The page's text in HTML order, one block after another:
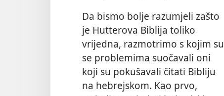
Da bismo bolje razumjeli zašto
je Hutterova Biblija toliko
vrijedna, razmotrimo s kojim su
se problemima suočavali oni
koji su pokušavali čitati Bibliju
na hebrejskom. Kao prvo,